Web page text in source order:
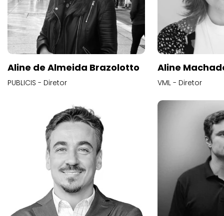
Aline de Almeida Brazolotto
PUBLICIS - Diretor
Aline
VML - Diretor